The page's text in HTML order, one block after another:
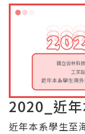
2020_近
近年本系學生至